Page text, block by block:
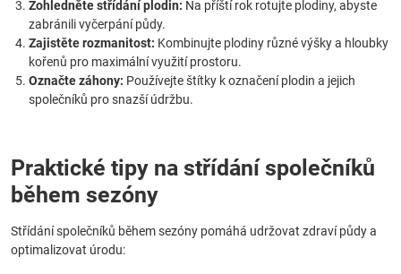
Zohledněte střídání plodin: Na příští rok rotujte plodiny, abyste
zabránili vyčerpání půdy.
Zajistěte rozmanitost: Kombinujte plodiny různé výšky a hloubky
kořenů pro maximální využití prostoru.
Označte záhony: Používejte štítky k označení plodin a jejich
společníků pro snazší údržbu.
Praktické tipy na střídání společníků
během sezóny
Střídání společníků během sezóny pomáhá udržovat zdraví půdy a
optimalizovat úrodu: